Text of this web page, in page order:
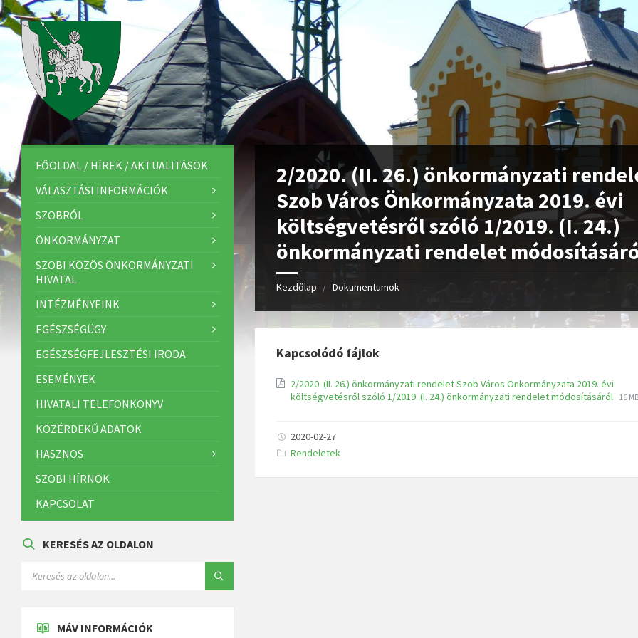
2/2020. (II. 26.) önkormányzati
Szob Város Önkormányzata 2019. évi
költségvetésről szóló 1/2019. (I. 24.)
önkormányzati rendelet
Kezdőlap Dokumentumok
Kapcsolódó fájlok
2/2020. (II. 26.) önkormányzati rendelet Szob Város Önkormányzata 2019. évi
költségvetésről szóló 1/2019. (I. 24.) önkormányzati rendelet módosításáról
16
2020-02-27
K
Rendeletek
FŐOLDAL / HÍREK / AKTUALITÁSOK
VÁLASZTÁSI INFORMÁCIÓK
SZOBRÓL
ÖNKORMÁNYZAT
SZOBI KÖZÖS ÖNKORMÁNYZATI
HIVATAL
INTÉZMÉNYEINK
EGÉSZSÉGÜGY
EGÉSZSÉGFEJLESZTÉSI IRODA
ESEMÉNYEK
HIVATALI TELEFONKÖNYV
KÖZÉRDEKŰ ADATOK
HASZNOS
SZOBI HÍRNÖK
KAPCSOLAT
KERESÉS AZ OLDALON
MÁV INFORMÁCIÓK